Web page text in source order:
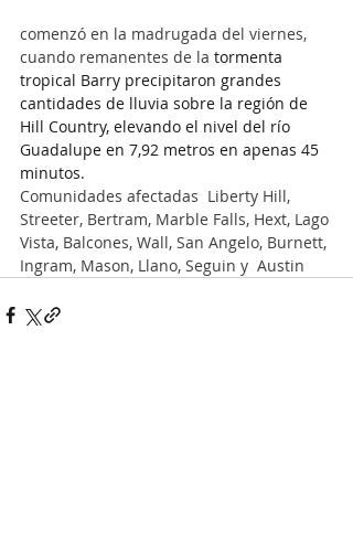
comenzó en la madrugada del viernes,
cuando remanentes de la tormenta
tropical Barry precipitaron grandes
cantidades de lluvia sobre la región de
Hill Country, elevando el nivel del río
Guadalupe en 7,92 metros en apenas 45
minutos.
Comunidades afectadas  Liberty Hill,
Streeter, Bertram, Marble Falls, Hext, Lago
Vista, Balcones, Wall, San Angelo, Burnett,
Ingram, Mason, Llano, Seguin y  Austin